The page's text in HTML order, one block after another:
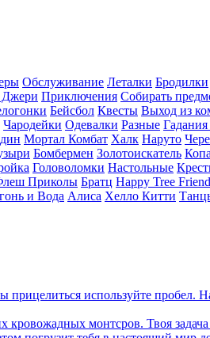
Обслуживание Леталки Бродилки
Приключения Собирать
Бейсбол Квесты Выход из
Чародейки Одевалки Разные
Мортал Комбат Халк Наруто
Бомбермен Золотоискатель
Головоломки Настольные
Приколы Братц Happy Tree
и Вода Алиса Хелло Китти